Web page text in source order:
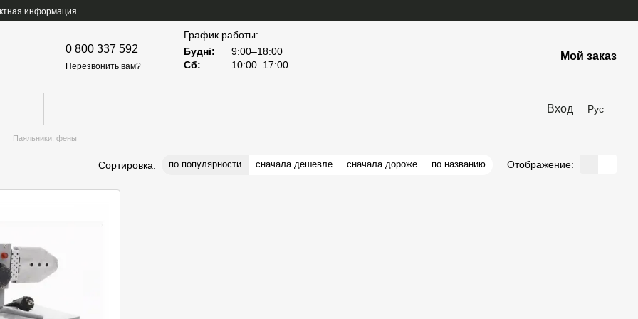
информация
0 800 337 592
Перезвонить вам?
График работы:
Будні:
9:00–18:00
Сб:
10:00–17:00
Мой заказ
Вход Рус
Паяльники, фены
Сортировка: по популярности сначала дешевле сначала дороже по названию Отображение: